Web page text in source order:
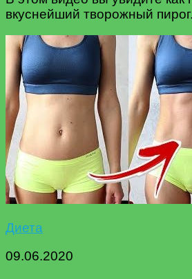
вкуснейший творожный
Диета
09.06.2020